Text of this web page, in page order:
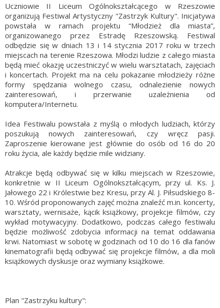
Uczniowie II Liceum Ogólnokształcącego w Rzeszowie
organizują Festiwal Artystyczny "Zastrzyk Kultury". Inicjatywa
powstała w ramach projektu “Młodzież dla miasta”,
organizowanego przez Estradę Rzeszowską. Festiwal
odbędzie się w dniach 13 i 14 stycznia 2017 roku w trzech
miejscach na terenie Rzeszowa. Młodzi ludzie z całego miasta
będą mieć okazję uczestniczyć w wielu warsztatach, zajęciach
i koncertach. Projekt ma na celu pokazanie młodzieży różne
formy spędzania wolnego czasu, odnalezienie nowych
zainteresowań, i przerwanie uzależnienia od
komputera/Internetu.
Idea Festiwalu powstała z myślą o młodych ludziach, którzy
poszukują nowych zainteresowań, czy wręcz pasji.
Zaproszenie kierowane jest głównie do osób od 16 do 20
roku życia, ale każdy będzie mile widziany.
Atrakcje będą odbywać się w kilku miejscach w Rzeszowie,
konkretnie w II Liceum Ogólnokształcącym, przy ul. Ks. J.
Jałowego 22 i Królestwie bez Kresu, przy Al. J. Piłsudskiego 8-
10. Wśród proponowanych zajęć można znaleźć m.in. koncerty,
warsztaty, wernisaże, kącik książkowy, projekcje filmów, czy
wykład motywacyjny. Dodatkowo, podczas całego festiwalu
będzie możliwość zdobycia informacji na temat oddawania
krwi. Natomiast w sobotę w godzinach od 10 do 16 dla fanów
kinematografii będą odbywać się projekcje filmów, a dla moli
książkowych dyskusje oraz wymiany książkowe.
Plan "Zastrzyku kultury":